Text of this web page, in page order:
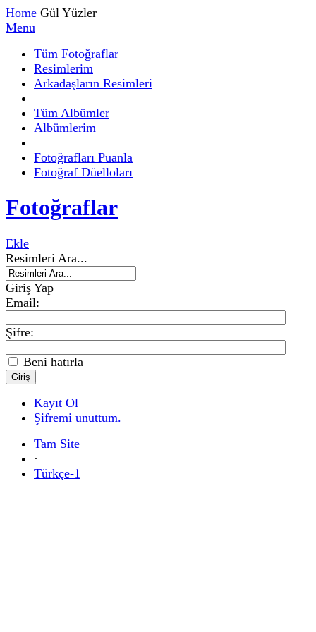
Home Gül Yüzler
Menu
Tüm Fotoğraflar
Resimlerim
Arkadaşların Resimleri
Tüm Albümler
Albümlerim
Fotoğrafları Puanla
Fotoğraf Düelloları
Fotoğraflar
Ekle
Resimleri Ara...
Giriş Yap
Email:
Şifre:
Beni hatırla
Kayıt Ol
Şifremi unuttum.
Tam Site
·
Türkçe-1